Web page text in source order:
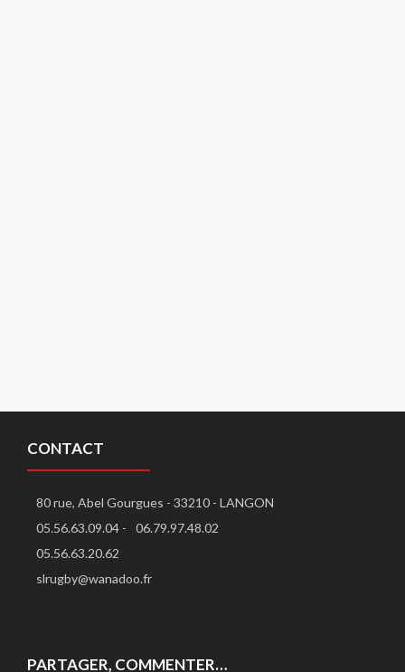
CONTACT
80 rue, Abel Gourgues - 33210 - LANGON
05.56.63.09.04 -
06.79.97.48.02
05.56.63.20.62
slrugby@wanadoo.fr
PARTAGER, COMMENTER…